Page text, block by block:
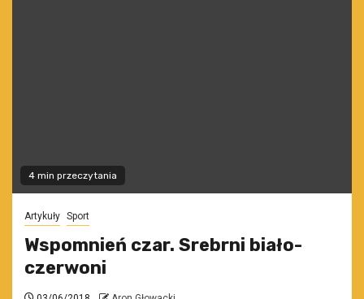
4 min przeczytania
Artykuły Sport
Wspomnień czar. Srebrni biało-
czerwoni